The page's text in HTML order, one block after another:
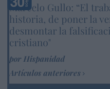
Marcelo Gullo: “El
historia, de poner la
desmontar la
cristiano"
por Hispanidad
Artículos anteriores